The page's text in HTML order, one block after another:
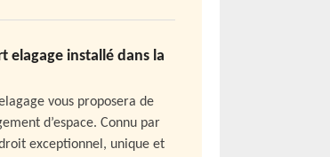
elagage installé dans la
vous proposera de
d’espace. Connu par
exceptionnel, unique et